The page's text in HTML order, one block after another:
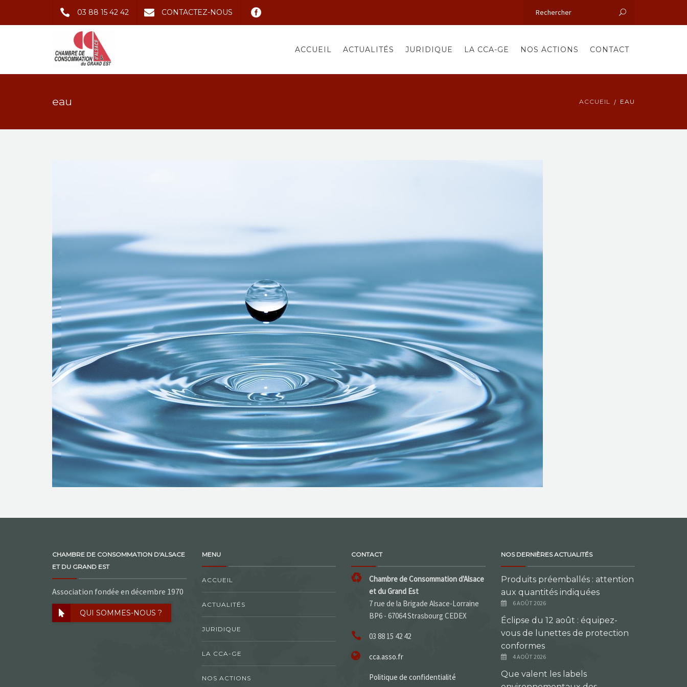
03 88 15 42 42 CONTACTEZ-NOUS
ACCUEIL ACTUALITÉS JURIDIQUE LA CCA-GE NOS ACTIONS CONTACT
eau ACCUEIL EAU
CHAMBRE DE CONSOMMATION D'ALSACE
ET DU GRAND EST
Association fondée en décembre 1970
QUI SOMMES-NOUS ?
MENU
ACCUEIL
ACTUALITÉS
JURIDIQUE
LA CCA-GE
NOS ACTIONS
CONTACT
Chambre de Consommation d'Alsace
et du Grand Est
7 rue de la Brigade Alsace-Lorraine
BP6 - 67064 Strasbourg CEDEX
03 88 15 42 42
cca.asso.fr
Politique de confidentialité
NOS DERNIÈRES ACTUALITÉS
Produits préemballés : attention
aux quantités indiquées
6 AOÛT 2026
Éclipse du 12 août : équipez-
vous de lunettes de protection
conformes
4 AOÛT 2026
Que valent les labels